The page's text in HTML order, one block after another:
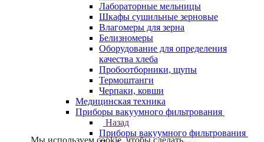
Лабораторные мельницы
Шкафы сушильные зерновые
Влагомеры для зерна
Белизномеры
Оборудование для определения
качества хлеба
Пробоотборники, щупы
Термоштанги
Черпаки, ковши
Медицинская техника
Приборы вакуумного фильтрования
Назад
Приборы вакуумного фильтрования
Мы используем cookie, чтобы сделать